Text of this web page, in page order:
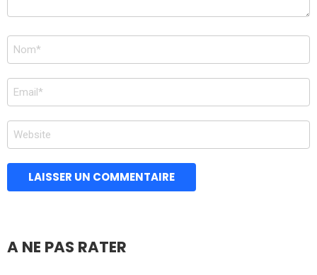
Nom
Adresse
Site
A NE PAS RATER